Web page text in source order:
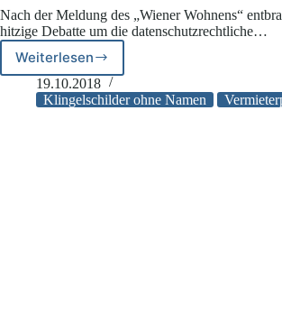
Nach der Meldung des „Wiener Wohnens“
hitzige Debatte um die datenschutzrechtliche…
Weiterlesen
Hitzige
Debatte
um
19.10.2018
Klingelschilder ohne Namen